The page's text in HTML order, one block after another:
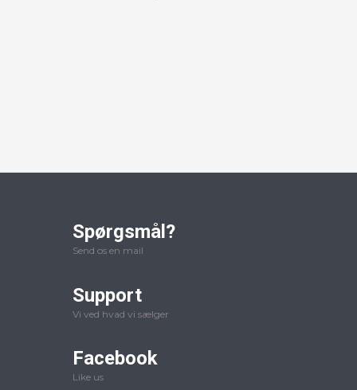
Spørgsmål?
Send os en mail
Support
Vi ved hvad vi sælger
Facebook
Like us